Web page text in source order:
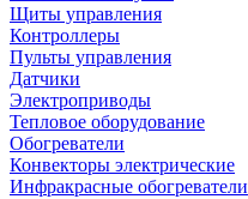
Щиты управления
Контроллеры
Пульты управления
Датчики
Электроприводы
Тепловое оборудование
Обогреватели
Конвекторы электрические
Инфракрасные обогреватели